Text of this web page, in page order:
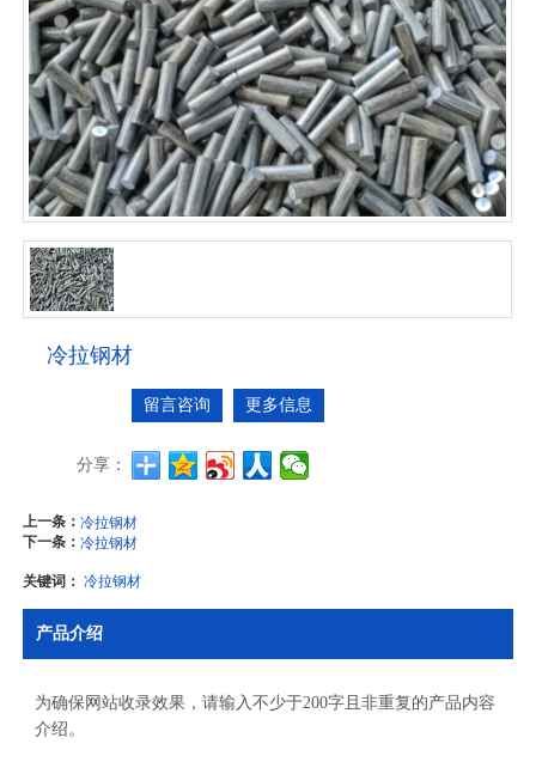
冷拉钢材
留言咨询 更多信息
分享：
上一条：冷拉钢材
下一条：冷拉钢材
关键词：冷拉钢材
产品介绍
为确保网站收录效果，请输入不少于200字且非重复的产品内容
介绍。